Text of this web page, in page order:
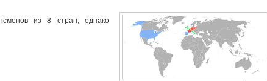
из 8 стран, однако